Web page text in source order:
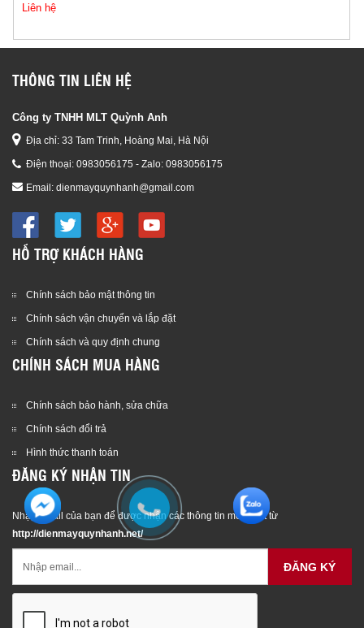
Liên hệ
THÔNG TIN LIÊN HỆ
Công ty TNHH MLT Quỳnh Anh
Địa chỉ: 33 Tam Trinh, Hoàng Mai, Hà Nội
Điện thoại: 0983056175 - Zalo: 0983056175
Email: dienmayquynhanh@gmail.com
HỖ TRỢ KHÁCH HÀNG
Chính sách bảo mật thông tin
Chính sách vận chuyển và lắp đặt
Chính sách và quy định chung
CHÍNH SÁCH MUA HÀNG
Chính sách bảo hành, sửa chữa
Chính sách đổi trả
Hình thức thanh toán
ĐĂNG KÝ NHẬN TIN
Nhập email của bạn để được nhận các thông tin mới nhất từ
http://dienmayquynhanh.net/
ĐĂNG KÝ